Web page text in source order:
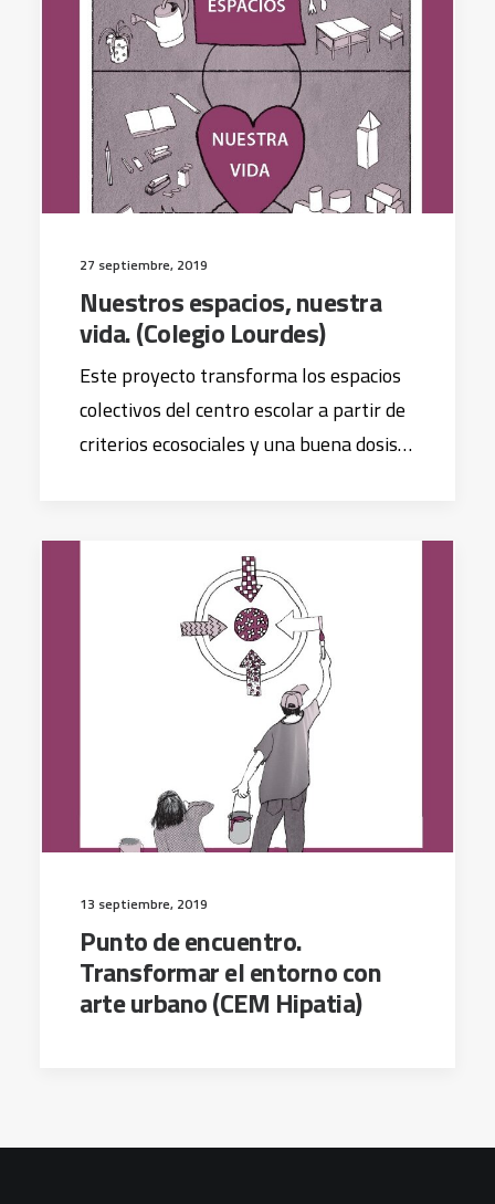
27 septiembre, 2019
Nuestros espacios, nuestra
vida. (Colegio Lourdes)
Este proyecto transforma los espacios
colectivos del centro escolar a partir de
criterios ecosociales y una buena dosis…
13 septiembre, 2019
Punto de encuentro.
Transformar el entorno con
arte urbano (CEM Hipatia)